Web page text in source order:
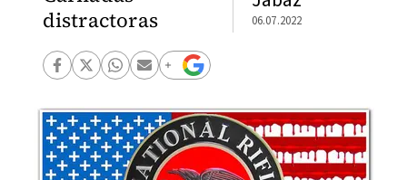
distractoras
06.07.2022